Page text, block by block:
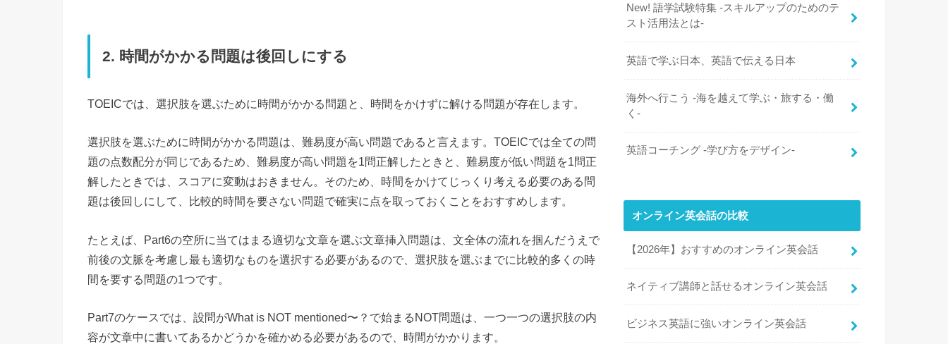
2. 時間がかかる問題は後回しにする
TOEICでは、選択肢を選ぶために時間がかかる問題と、時間をかけずに解ける問題が存在します。
選択肢を選ぶために時間がかかる問題は、難易度が高い問題であると言えます。TOEICでは全ての問
題の点数配分が同じであるため、難易度が高い問題を1問正解したときと、難易度が低い問題を1問正
解したときでは、スコアに変動はおきません。そのため、時間をかけてじっくり考える必要のある問
題は後回しにして、比較的時間を要さない問題で確実に点を取っておくことをおすすめします。
たとえば、Part6の空所に当てはまる適切な文章を選ぶ文章挿入問題は、文全体の流れを掴んだうえで
前後の文脈を考慮し最も適切なものを選択する必要があるので、選択肢を選ぶまでに比較的多くの時
間を要する問題の1つです。
Part7のケースでは、設問がWhat is NOT mentioned〜？で始まるNOT問題は、一つ一つの選択肢の内
容が文章中に書いてあるかどうかを確かめる必要があるので、時間がかかります。
New! 語学試験特集 -スキルアップのためのテ
スト活用法とは-
英語で学ぶ日本、英語で伝える日本
海外へ行こう -海を越えて学ぶ・旅する・働
く-
英語コーチング -学び方をデザイン-
オンライン英会話の比較
【2026年】おすすめのオンライン英会話
ネイティブ講師と話せるオンライン英会話
ビジネス英語に強いオンライン英会話